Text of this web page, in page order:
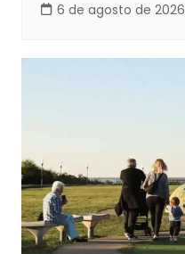
6 de agosto de 2026